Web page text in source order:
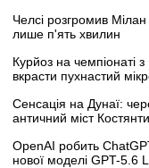
Челсі розгромив
лише п'ять хвилин
Курйоз на чемпіонаті
вкрасти пухнастий
Сенсація на Дунаї:
античний міст
OpenAI робить
нової моделі GPT-5.6